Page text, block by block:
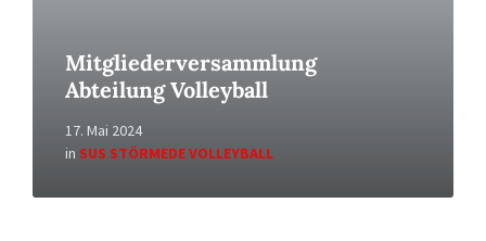
Mitgliederversammlung
Abteilung Volleyball
17. Mai 2024
in SUS STÖRMEDE VOLLEYBALL